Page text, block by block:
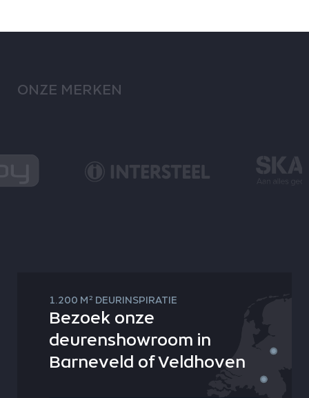
ONZE MERKEN
1.200 M2 DEURINSPIRATIE
Bezoek onze
deurenshowroom in
Barneveld of Veldhoven